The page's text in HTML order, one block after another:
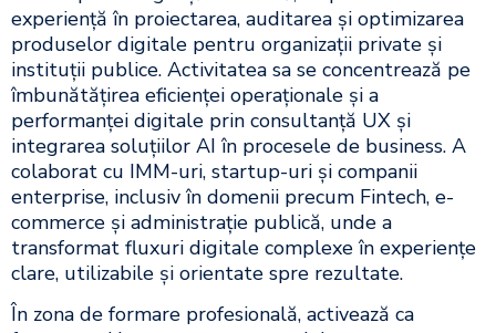
experiență în proiectarea, auditarea și optimizarea
produselor digitale pentru organizații private și
instituții publice. Activitatea sa se concentrează pe
îmbunătățirea eficienței operaționale și a
performanței digitale prin consultanță UX și
integrarea soluțiilor AI în procesele de business. A
colaborat cu IMM-uri, startup-uri și companii
enterprise, inclusiv în domenii precum Fintech, e-
commerce și administrație publică, unde a
transformat fluxuri digitale complexe în experiențe
clare, utilizabile și orientate spre rezultate.
În zona de formare profesională, activează ca